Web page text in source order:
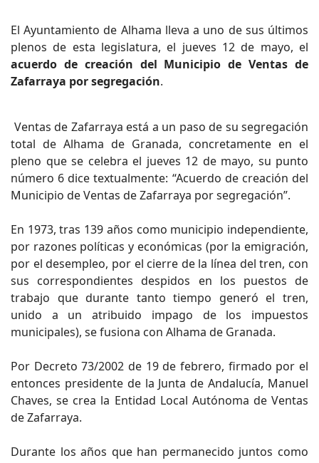
El Ayuntamiento de Alhama lleva a uno de sus últimos
plenos de esta legislatura, el jueves 12 de mayo, el
acuerdo de creación del Municipio de Ventas de
Zafarraya por segregación.
Ventas de Zafarraya está a un paso de su segregación
total de Alhama de Granada, concretamente en el
pleno que se celebra el jueves 12 de mayo, su punto
número 6 dice textualmente: “Acuerdo de creación del
Municipio de Ventas de Zafarraya por segregación”.
En 1973, tras 139 años como municipio independiente,
por razones políticas y económicas (por la emigración,
por el desempleo, por el cierre de la línea del tren, con
sus correspondientes despidos en los puestos de
trabajo que durante tanto tiempo generó el tren,
unido a un atribuido impago de los impuestos
municipales), se fusiona con Alhama de Granada.
Por Decreto 73/2002 de 19 de febrero, firmado por el
entonces presidente de la Junta de Andalucía, Manuel
Chaves, se crea la Entidad Local Autónoma de Ventas
de Zafarraya.
Durante los años que han permanecido juntos como